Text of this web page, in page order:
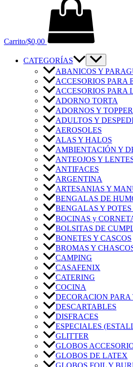
Carrito/$0,00
CATEGORÍAS
ABANICOS Y
ACCESORIOS PARA
ACCESORIOS PARA
ADORNO TORTA
ADORNOS Y
ADULTOS Y
AEROSOLES
ALAS Y HALOS
AMBIENTACIÓN Y
ANTEOJOS Y
ANTIFACES
ARGENTINA
ARTESANIAS Y
BENGALAS DE
BENGALAS Y
BOCINAS y
BOLSITAS DE
BONETES Y CASCOS
BROMAS Y
CAMPING
CASAFENIX
CATERING
COCINA
DECORACION PARA
DESCARTABLES
DISFRACES
ESPECIALES
GLITTER
GLOBOS
GLOBOS DE LATEX
GLOBOS FOIL Y